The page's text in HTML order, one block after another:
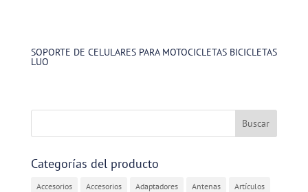
SOPORTE DE CELULARES PARA MOTOCICLETAS BICICLETAS
LUO
Categorías del producto
Accesorios Accesorios Adaptadores Antenas Artículos